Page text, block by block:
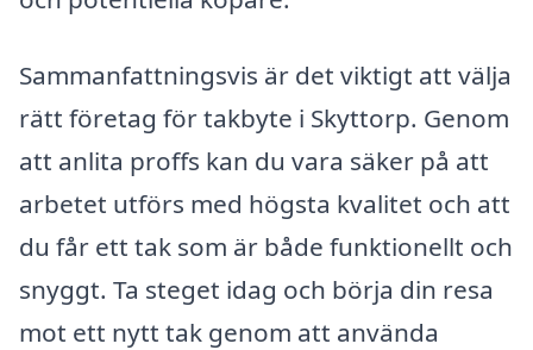
Sammanfattningsvis är det viktigt att välja
rätt företag för takbyte i Skyttorp. Genom
att anlita proffs kan du vara säker på att
arbetet utförs med högsta kvalitet och att
du får ett tak som är både funktionellt och
snyggt. Ta steget idag och börja din resa
mot ett nytt tak genom att använda